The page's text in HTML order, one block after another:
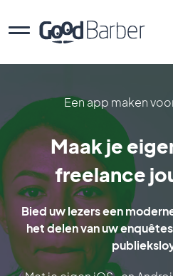
Een app maken
Maak je
freelance
Bied uw lezers een
het delen van uw